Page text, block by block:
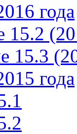
года
15.2
15.3
года